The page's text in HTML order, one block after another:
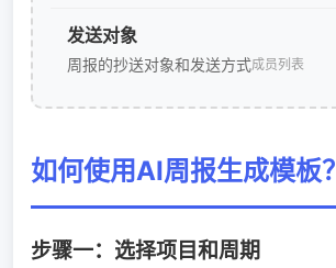
发送对象
周报的抄送对象和发送方式成员列表
如何使用AI周报生成模板？
步骤一：选择项目和周期